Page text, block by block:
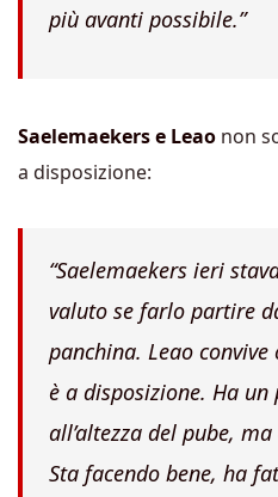
più avanti possibile.”
Saelemaekers e Leao non
a disposizione:
“Saelemaekers ieri
valuto se farlo partire
panchina. Leao
è a disposizione. Ha
all’altezza del pube,
Sta facendo bene, ha